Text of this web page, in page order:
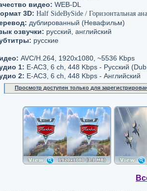
видео: WEB-DL
3D: Half SideBySide / Горизонтальная
дублированный (Невафильм)
озвучки: русский, английский
русские
AVC/H.264, 1920x1080, ~5536 Kbps
1: E-AC3, 6 ch, 448 Kbps - Русский
2: E-AC3, 6 ch, 448 Kbps - Английский
Просмотр доступен только для